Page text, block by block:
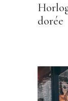
dorée